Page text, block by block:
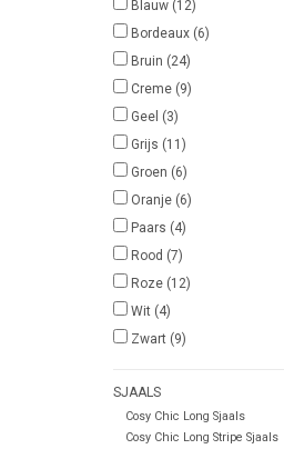
Blauw (12)
Bordeaux (6)
Bruin (24)
Creme (9)
Geel (3)
Grijs (11)
Groen (6)
Oranje (6)
Paars (4)
Rood (7)
Roze (12)
Wit (4)
Zwart (9)
SJAALS
Cosy Chic Long Sjaals
Cosy Chic Long Stripe Sjaals